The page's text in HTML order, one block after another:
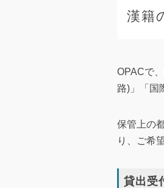
漢籍
OPACで
路)」「国
保管上の
り、ご希
貸出受